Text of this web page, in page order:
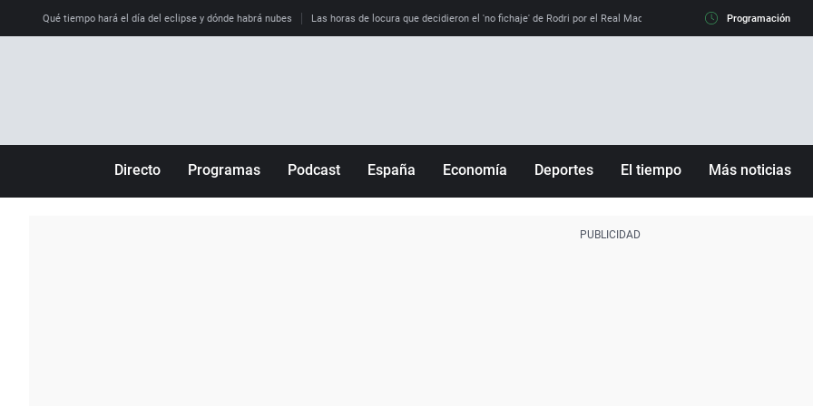
Qué tiempo hará el día del eclipse y dónde habrá nubes Las horas de locura que decidieron el 'no fichaje' de Rodri por el Real Madrid y su 'sí' al Barça La llamada
Programación
Directo Programas Podcast España Economía Deportes El tiempo Más noticias